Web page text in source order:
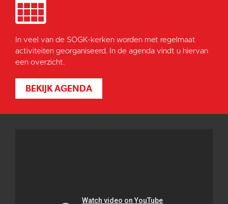
In veel van de SOGK-kerken worden met regelmaat
activiteiten georganiseerd. In de agenda vindt u hiervan
een overzicht.
BEKIJK AGENDA